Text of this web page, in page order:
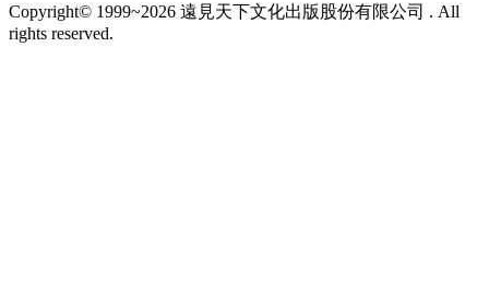
Copyright© 1999~2026 遠見天下文化出版股份有限公司 . All
rights reserved.